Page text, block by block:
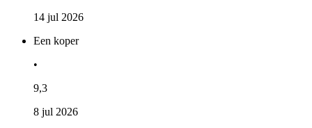
14 jul 2026
Een koper
•
9,3
8 jul 2026